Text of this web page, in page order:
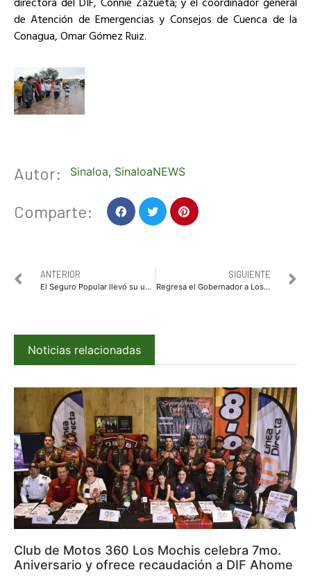
de Atención de Emergencias y Consejos de Cuenca de la
Conagua, Omar Gómez Ruiz.
Autor: Sinaloa, SinaloaNEWS
Comparte:
ANTERIOR
El Seguro Popular llevó su unidad móvil al Centro de Salud de Navolato
SIGUIENTE
Regresa el Gobernador a Los Mochis ante la emergencia por la lluvia y firma solicitud de Zona de Desastre
Noticias relacionadas
Club de Motos 360 Los Mochis celebra 7mo.
Aniversario y ofrece recaudación a DIF Ahome